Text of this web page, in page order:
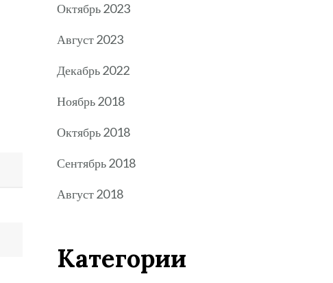
Октябрь 2023
Август 2023
Декабрь 2022
Ноябрь 2018
Октябрь 2018
Сентябрь 2018
Август 2018
Категории